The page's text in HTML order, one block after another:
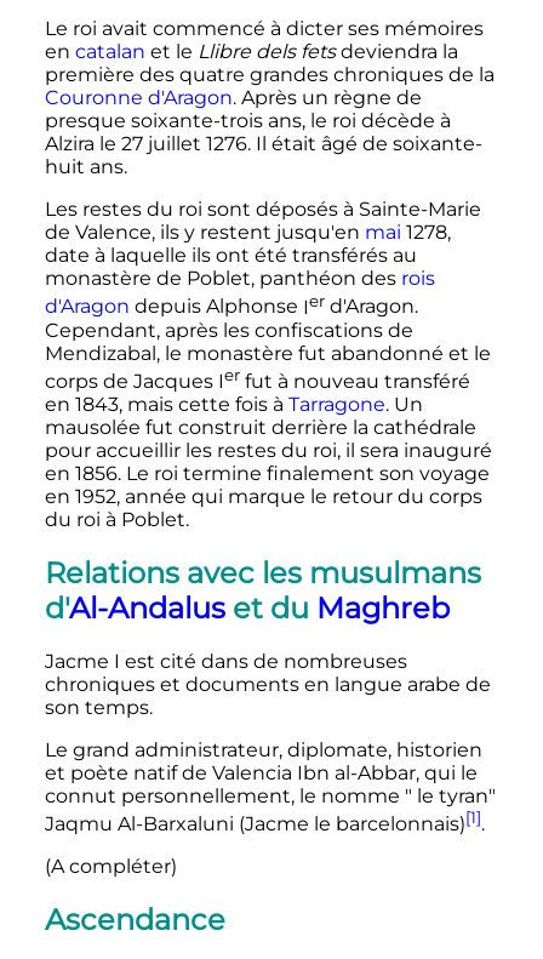
Le roi avait commencé à dicter ses mémoires
en catalan et le Llibre dels fetsdeviendra la
première des quatre grandes chroniques de la
Couronne d'Aragon. Après un règne de
presque soixante-trois ans, le roi décède à
Alzira le 27 juillet 1276. Il était âgé de soixante-
huit ans.
Les restes du roi sont déposés à Sainte-Marie
de Valence, ils y restent jusqu'en mai 1278,
date à laquelle ils ont été transférés au
monastère de Poblet, panthéon des rois
d'Aragon depuis Alphonse Ierd'Aragon.
Cependant, après les confiscations de
Mendizabal, le monastère fut abandonné et le
corps de Jacques Ierfut à nouveau transféré
en 1843, mais cette fois à Tarragone. Un
mausolée fut construit derrière la cathédrale
pour accueillir les restes du roi, il sera inauguré
en 1856. Le roi termine finalement son voyage
en 1952, année qui marque le retour du corps
du roi à Poblet.
Relations avec les musulmans
d'Al-Andaluset du Maghreb
Jacme I est cité dans de nombreuses
chroniques et documents en langue arabe de
son temps.
Le grand administrateur, diplomate, historien
et poète natif de Valencia Ibn al-Abbar, qui le
connut personnellement, le nomme " le tyran"
Jaqmu Al-Barxaluni (Jacme le barcelonnais)[1].
(A compléter)
Ascendance